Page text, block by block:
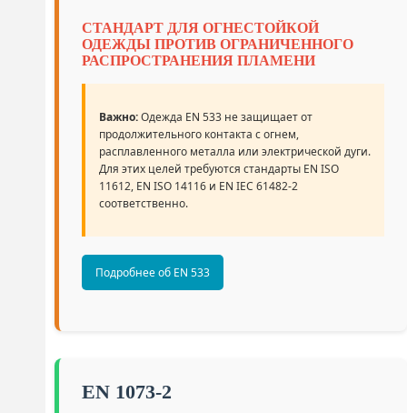
СТАНДАРТ ДЛЯ ОГНЕСТОЙКОЙ
ОДЕЖДЫ ПРОТИВ ОГРАНИЧЕННОГО
РАСПРОСТРАНЕНИЯ ПЛАМЕНИ
Важно:Одежда EN 533 не защищает от
продолжительного контакта с огнем,
расплавленного металла или электрической дуги.
Для этих целей требуются стандарты EN ISO
11612, EN ISO 14116 и EN IEC 61482-2
соответственно.
Подробнее об EN 533
EN 1073-2